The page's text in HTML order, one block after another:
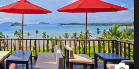
Malaysia
Singapore
Hongkong